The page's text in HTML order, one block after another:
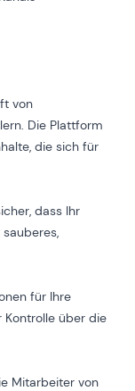
von
Die Plattform
die sich für
dass Ihr
für Ihre
Kontrolle über die
Mitarbeiter von